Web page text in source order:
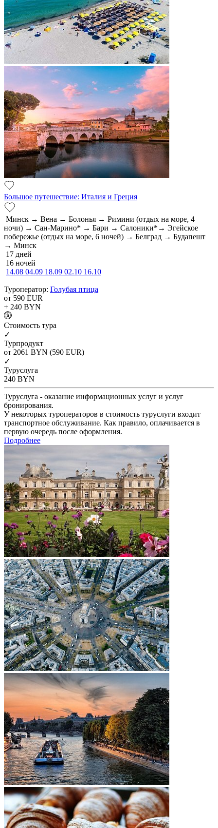
Большое путешествие: Италия и Греция
Минск → Вена → Болонья → Римини (отдых на море, 4
ночи) → Сан-Марино* → Бари → Салоники*→ Эгейское
побережье (отдых на море, 6 ночей) → Белград → Будапешт
→ Минск
17 дней
16 ночей
14.08 04.09 18.09 02.10 16.10
Туроператор: Голубая птица
от 590 EUR
+ 240 BYN
Cтоимость тура
✓
Турпродукт
от 2061 BYN (590 EUR)
✓
Туруслуга
240 BYN
Туруслуга - оказание информационных услуг и услуг
бронирования.
У некоторых туроператоров в стоимость туруслуги входит
транспортное обслуживание. Как правило, оплачивается в
первую очередь после оформления.
Подробнее